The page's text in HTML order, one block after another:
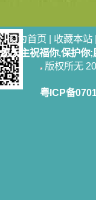
设为首页 | 收藏本站
愿天主祝福你,保护你
版权所无
粤ICP备